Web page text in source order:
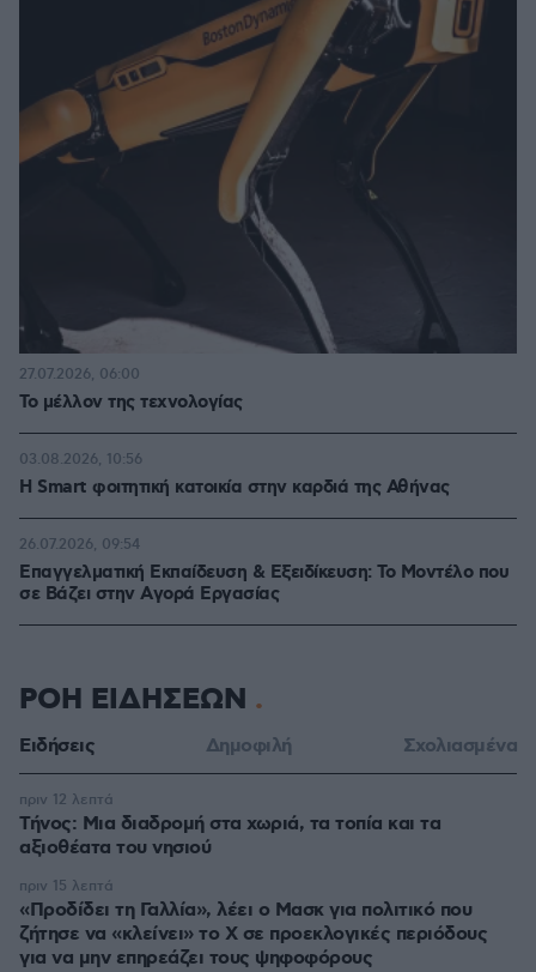
Το μέλλον της τεχνολογίας
27.07.2026, 06:00
Η Smart φοιτητική κατοικία στην καρδιά της Αθήνας
03.08.2026, 10:56
Επαγγελματική Εκπαίδευση & Εξειδίκευση: Το Mοντέλο που
σε Bάζει στην Aγορά Eργασίας
26.07.2026, 09:54
ΡΟΗ ΕΙΔΗΣΕΩΝ
Ειδήσεις Δημοφιλή Σχολιασμένα
Τήνος: Μια διαδρομή στα χωριά, τα τοπία και τα
αξιοθέατα του νησιού
πριν 12 λεπτά
«Προδίδει τη Γαλλία», λέει ο Μασκ για πολιτικό που
ζήτησε να «κλείνει» το X σε προεκλογικές περιόδους
για να μην επηρεάζει τους ψηφοφόρους
πριν 15 λεπτά